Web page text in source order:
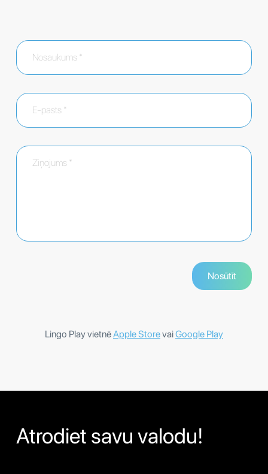
Lingo Play vietnēApple StorevaiGoogle Play
Atrodiet savu valodu!